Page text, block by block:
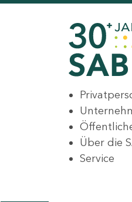
Über die
Service